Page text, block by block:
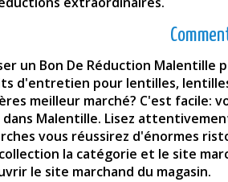
un Bon De Réduction Malentille
d'entretien pour lentilles,
meilleur marché? C'est facile:
dans Malentille. Lisez
vous réussirez d'énormes
la catégorie et le site
le site marchand du magasin.